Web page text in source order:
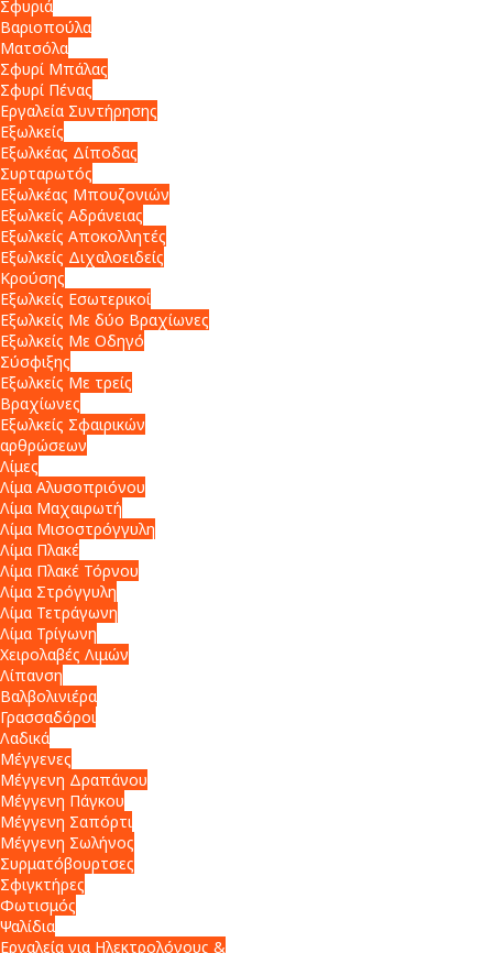
Σφυριά
Βαριοπούλα
Ματσόλα
Σφυρί Μπάλας
Σφυρί Πένας
Εργαλεία Συντήρησης
Εξωλκείς
Εξωλκέας Δίποδας
Συρταρωτός
Εξωλκέας Μπουζονιών
Εξωλκείς Αδράνειας
Εξωλκείς Αποκολλητές
Εξωλκείς Διχαλοειδείς
Κρούσης
Εξωλκείς Εσωτερικοί
Εξωλκείς Με δύο Βραχίωνες
Εξωλκείς Με Οδηγό
Σύσφιξης
Εξωλκείς Με τρείς
Βραχίωνες
Εξωλκείς Σφαιρικών
αρθρώσεων
Λίμες
Λίμα Αλυσοπριόνου
Λίμα Μαχαιρωτή
Λίμα Μισοστρόγγυλη
Λίμα Πλακέ
Λίμα Πλακέ Τόρνου
Λίμα Στρόγγυλη
Λίμα Τετράγωνη
Λίμα Τρίγωνη
Χειρολαβές Λιμών
Λίπανση
Βαλβολινιέρα
Γρασσαδόροι
Λαδικά
Μέγγενες
Μέγγενη Δραπάνου
Μέγγενη Πάγκου
Μέγγενη Σαπόρτι
Μέγγενη Σωλήνος
Συρματόβουρτσες
Σφιγκτήρες
Φωτισμός
Ψαλίδια
Εργαλεία για Ηλεκτρολόγους &